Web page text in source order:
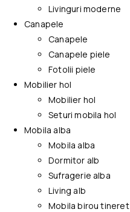
Livinguri moderne
Canapele
Canapele
Canapele piele
Fotolii piele
Mobilier hol
Mobilier hol
Seturi mobila hol
Mobila alba
Mobila alba
Dormitor alb
Sufragerie alba
Living alb
Mobila birou tineret